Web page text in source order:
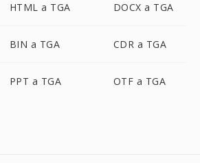
HTML a TGA DOCX a TGA
BIN a TGA CDR a TGA
PPT a TGA OTF a TGA